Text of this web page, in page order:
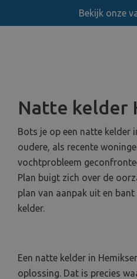
Bekijk onze
Natte kelder
Bots je op een natte kelder
oudere, als recente
vochtprobleem
Plan buigt zich over de
plan van aanpak uit en
kelder.
Een natte kelder in
oplossing. Dat is precies